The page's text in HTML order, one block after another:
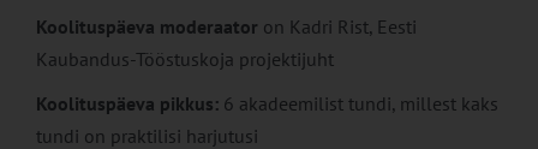
Koolituspäeva moderaator on Kadri Rist, Eesti
Kaubandus-Tööstuskoja projektijuht
Koolituspäeva pikkus: 6 akadeemilist tundi, millest kaks
tundi on praktilisi harjutusi